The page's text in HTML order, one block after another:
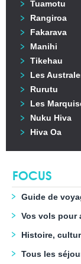
Tuamotu
Rangiroa
Fakarava
Manihi
Tikehau
Les
Rurutu
Les
Nuku Hiva
Hiva Oa
FOCUS
Guide de
Vos vols pour
Histoire,
Tous les